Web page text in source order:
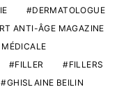
DERMATOLOGUE
ANTI-ÂGE MAGAZINE
FILLER
FILLERS
GHISLAINE BEILIN